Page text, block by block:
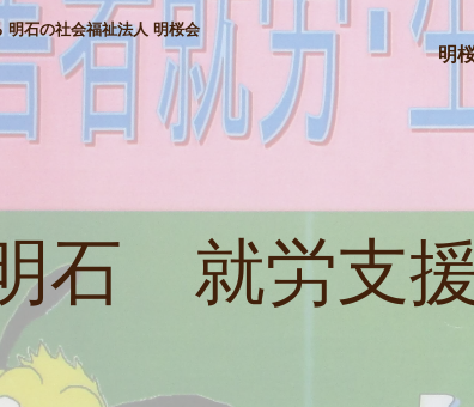
明石の社会福祉法人 明桜会
明
石 就労支